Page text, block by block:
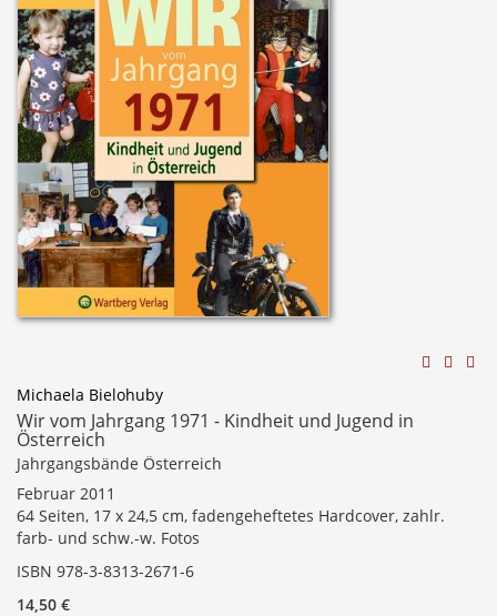
Michaela Bielohuby
Wir vom Jahrgang 1971 - Kindheit und Jugend in
Österreich
Jahrgangsbände Österreich
Februar 2011
64 Seiten, 17 x 24,5 cm, fadengeheftetes Hardcover, zahlr.
farb- und schw.-w. Fotos
ISBN 978-3-8313-2671-6
14,50 €